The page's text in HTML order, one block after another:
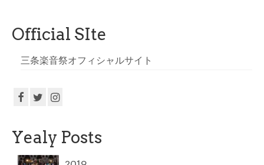
Official SIte
三条楽音祭オフィシャルサイト
Yealy Posts